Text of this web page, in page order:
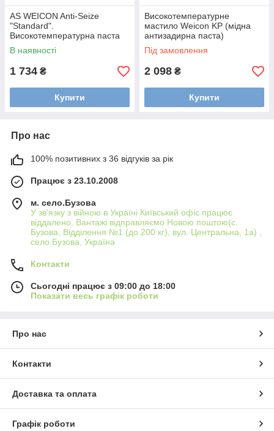
AS WEICON Anti-Seize
"Standard".
Високотемпературна паста
(від -180 °C до +1200 °C).
В наявності
1 734 ₴
Купити
Високотемпературне
мастило Weicon KP (мідна
антизадирна паста)
Під замовлення
2 098 ₴
Купити
Про нас
100% позитивних з 36 відгуків за рік
Працює з 23.10.2008
м. село.Бузова
У зв'язку з війною в Україні Київський офіс працює
віддалено. Вантажі відправляємо Новою поштою(с.
Бузова, Відділення №1 (до 200 кг), вул. Центральна, 1а) ,
село.Бузова, Україна
Контакти
Сьогодні працює з 09:00 до 18:00
Показати весь графік роботи
Про нас
Контакти
Доставка та оплата
Графік роботи